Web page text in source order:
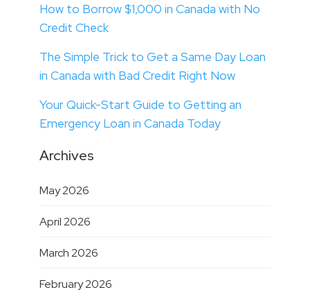
How to Borrow $1,000 in Canada with No
Credit Check
The Simple Trick to Get a Same Day Loan
in Canada with Bad Credit Right Now
Your Quick-Start Guide to Getting an
Emergency Loan in Canada Today
Archives
May 2026
April 2026
March 2026
February 2026